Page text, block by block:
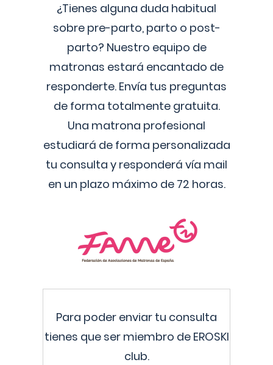
¿Tienes alguna duda habitual
sobre pre-parto, parto o post-
parto? Nuestro equipo de
matronas estará encantado de
responderte. Envía tus preguntas
de forma totalmente gratuita.
Una matrona profesional
estudiará de forma personalizada
tu consulta y responderá vía mail
en un plazo máximo de 72 horas.
Para poder enviar tu consulta
tienes que ser miembro de EROSKI
club.